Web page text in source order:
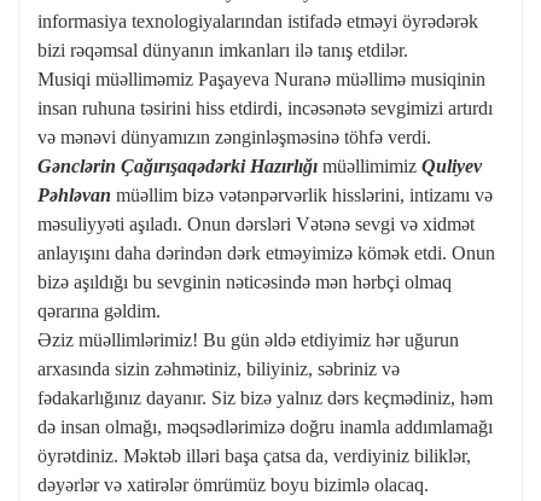
informasiya texnologiyalarından istifadə etməyi öyrədərək
bizi rəqəmsal dünyanın imkanları ilə tanış etdilər.
Musiqi müəlliməmiz Paşayeva Nuranə müəllimə musiqinin
insan ruhuna təsirini hiss etdirdi, incəsənətə sevgimizi artırdı
və mənəvi dünyamızın zənginləşməsinə töhfə verdi.
Gənclərin Çağırışaqədərki Hazırlığı müəllimimiz Quliyev
Pəhləvan müəllim bizə vətənpərvərlik hisslərini, intizamı və
məsuliyyəti aşıladı. Onun dərsləri Vətənə sevgi və xidmət
anlayışını daha dərindən dərk etməyimizə kömək etdi. Onun
bizə aşıldığı bu sevginin nəticəsində mən hərbçi olmaq
qərarına gəldim.
Əziz müəllimlərimiz! Bu gün əldə etdiyimiz hər uğurun
arxasında sizin zəhmətiniz, biliyiniz, səbriniz və
fədakarlığınız dayanır. Siz bizə yalnız dərs keçmədiniz, həm
də insan olmağı, məqsədlərimizə doğru inamla addımlamağı
öyrətdiniz. Məktəb illəri başa çatsa da, verdiyiniz biliklər,
dəyərlər və xatirələr ömrümüz boyu bizimlə olacaq.